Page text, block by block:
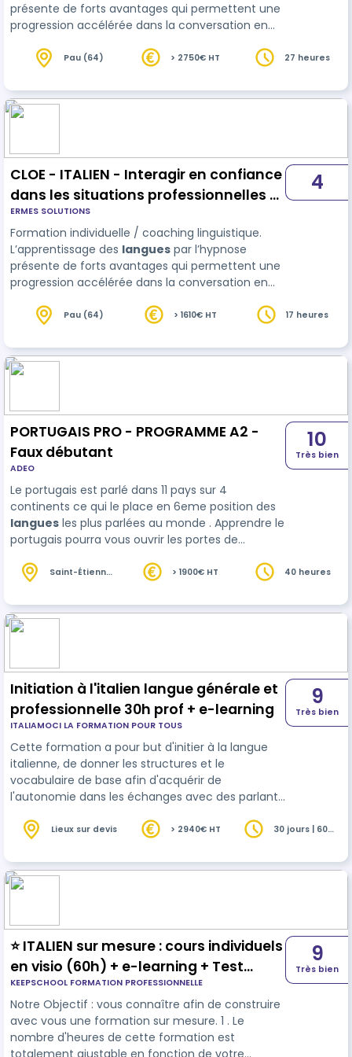
présente de forts avantages qui permettent une
progression accélérée dans la conversation en
Adaptation du contenu au niveau (évaluation
Pau (64) > 2750€ HT 27 heures
CLOE - ITALIEN - Interagir en confiance
dans les situations professionnelles -
parcours 17 h
ERMES SOLUTIONS
Formation individuelle / coaching linguistique.
L’apprentissage des langues par l’hypnose
présente de forts avantages qui permettent une
progression accélérée dans la conversation en
Adaptation du contenu au niveau (évaluation
4
Pau (64) > 1610€ HT 17 heures
PORTUGAIS PRO - PROGRAMME A2 -
Faux débutant
ADEO
Le portugais est parlé dans 11 pays sur 4
continents ce qui le place en 6eme position des
langues les plus parlées au monde . Apprendre le
portugais pourra vous ouvrir les portes de
tout celui du Brésil). La compétence visée ici
10
Très bien
Saint-Étienne
> 1900€ HT 40 heures
Initiation à l'italien langue générale et
professionnelle 30h prof + e-learning
ITALIAMOCI LA FORMATION POUR TOUS
Cette formation a pour but d'initier à la langue
italienne, de donner les structures et le
vocabulaire de base afin d'acquérir de
l'autonomie dans les échanges avec des parlants
professionnel par exemple.
9
Très bien
Lieux sur devis > 2940€ HT
30 jours | 60
⭐ ITALIEN sur mesure : cours individuels
en visio (60h) + e-learning + Test
d'aptitude à travailler en italien -
LILATE ⭐
KEEPSCHOOL FORMATION PROFESSIONNELLE
Notre Objectif : vous connaître afin de construire
avec vous une formation sur mesure. 1 . Le
nombre d'heures de cette formation est
totalement ajustable en fonction de votre
9
Très bien